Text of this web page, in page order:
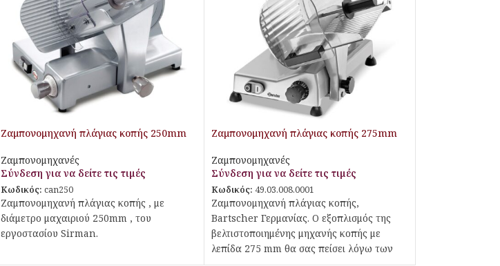
Ζαμπονομηχανή πλάγιας κοπής 250mm
Ζαμπονομηχανές
Σύνδεση για να δείτε τις τιμές
Κωδικός: can250
Ζαμπονομηχανή πλάγιας κοπής , με
διάμετρο μαχαιριού 250mm , του
εργοστασίου Sirman.
Ζαμπονομηχανή πλάγιας κοπής 275mm
Ζαμπονομηχανές
Σύνδεση για να δείτε τις τιμές
Κωδικός: 49.03.008.0001
Ζαμπονομηχανή πλάγιας κοπής,
Bartscher Γερμανίας. Ο εξοπλισμός της
βελτιστοποιημένης μηχανής κοπής με
λεπίδα 275 mm θα σας πείσει λόγω των